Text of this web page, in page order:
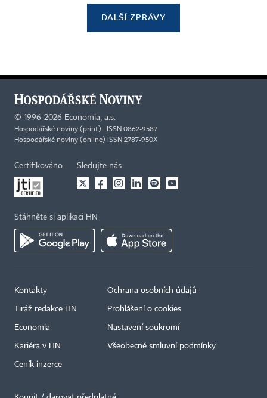
DALŠÍ ZPRÁVY
© 1996-2026 Economia, a.s.
Hospodářské noviny (print) ISSN 0862-9587
Hospodářské noviny (online) ISSN 2787-950X
Certifikováno Sledujte nás
Stáhněte si aplikaci HN
Kontakty
Tiráž redakce HN
Economia
Kariéra v HN
Ceník inzerce
Ochrana osobních údajů
Prohlášení o cookies
Nastavení soukromí
Všeobecné smluvní podmínky